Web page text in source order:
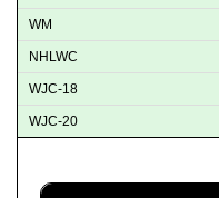
WM
NHLWC
WJC-18
WJC-20